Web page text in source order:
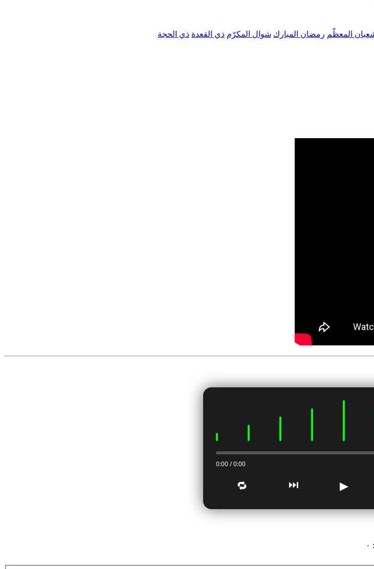
المعظّم رمضان المبارك شوال المكرّم ذي القعدة ذي الحجة
0:00 / 0:00
▶
⏭
🔁
: ٠